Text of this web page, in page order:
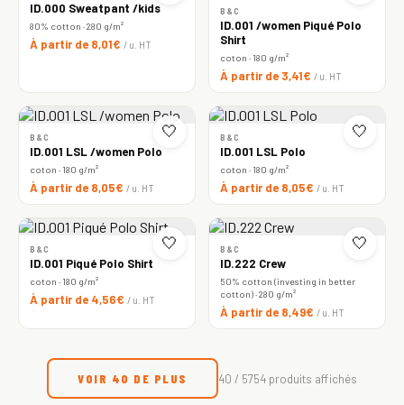
ID.000 Sweatpant /kids
80% cotton · 280 g/m²
À partir de 8,01€ / u. HT
B&C
ID.001 /women Piqué Polo
Shirt
coton · 180 g/m²
À partir de 3,41€ / u. HT
🤍
B&C
ID.001 LSL /women Polo
coton · 180 g/m²
À partir de 8,05€ / u. HT
🤍
B&C
ID.001 LSL Polo
coton · 180 g/m²
À partir de 8,05€ / u. HT
🤍
B&C
ID.001 Piqué Polo Shirt
coton · 180 g/m²
À partir de 4,56€ / u. HT
🤍
B&C
ID.222 Crew
50% cotton (investing in better
cotton) · 280 g/m²
À partir de 8,49€ / u. HT
VOIR 40 DE PLUS 40 / 5754 produits affichés